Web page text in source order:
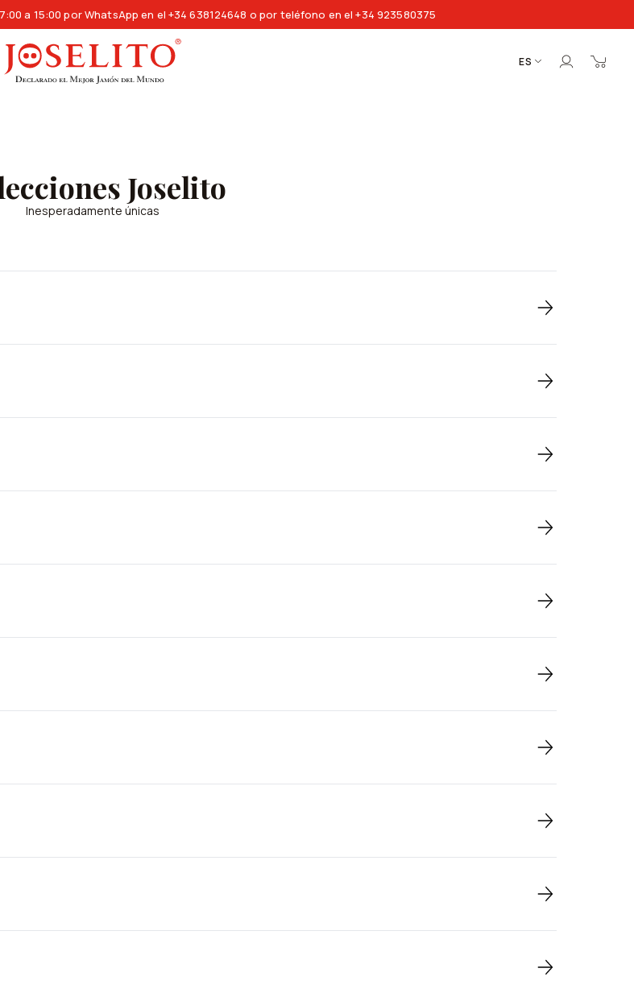
a 15:00 por WhatsApp en el +34 638124648 o por teléfono en el +34 923580375
ES
Joselito
Inesperadamente únicas